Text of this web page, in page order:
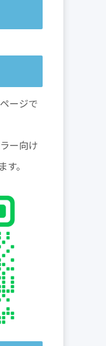
ージで
ー向け
。